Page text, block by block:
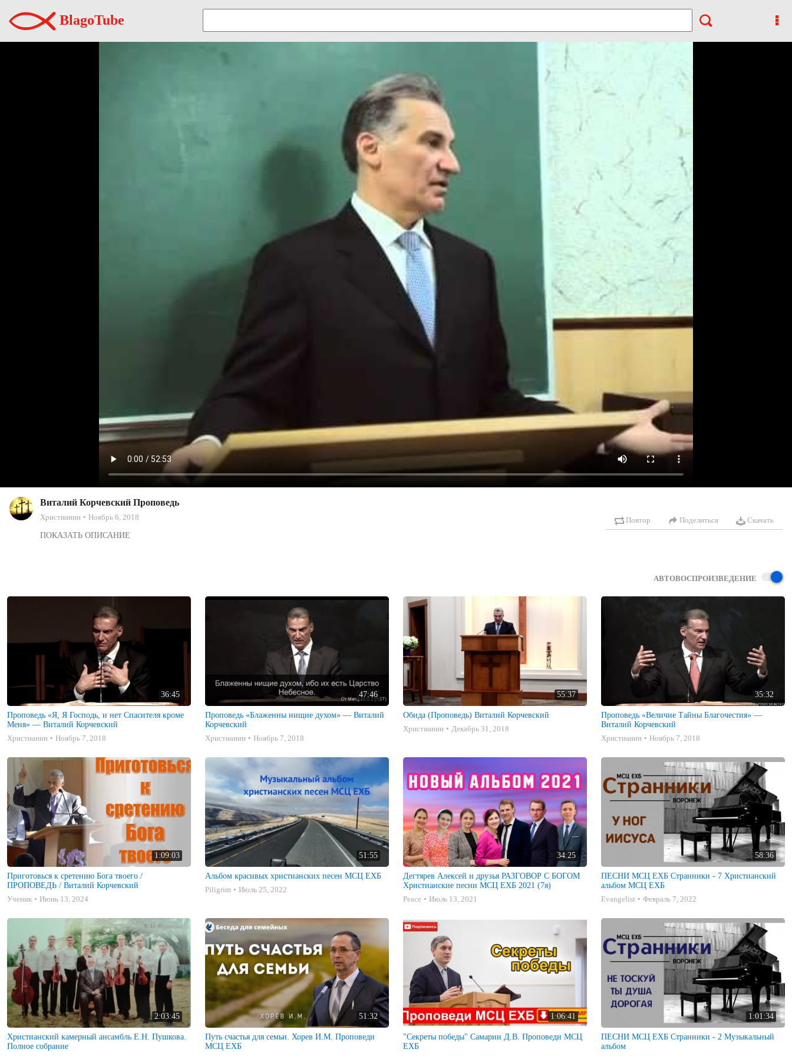
BlagoTube
Виталий Корчевский Проповедь
Христианин Ноябрь 6, 2018 Повтор Поделиться
Скачать
Больше видео на сайте http://zavet.tv/  (раздел "Видео").  Также на сайте Библия online, молитвенные нужды, календарь, библиотека.
АВТОВОСПРОИЗВЕДЕНИЕ
36:45
Проповедь «Я, Я Господь, и нет Спасителя кроме
Меня» — Виталий Корчевский
Христианин
Ноябрь 7, 2018
47:46
Проповедь «Блаженны нищие духом» — Виталий
Корчевский
Христианин
Ноябрь 7, 2018
55:37
Обида (Проповедь) Виталий Корчевский
Христианин
Декабрь 31, 2018
35:32
Проповедь «Величие Тайны Благочестия» —
Виталий Корчевский
Христианин
Ноябрь 7, 2018
1:09:03
Приготовься к сретению Бога твоего /
ПРОПОВЕДЬ / Виталий Корчевский
Ученик
Июнь 13, 2024
51:55
Альбом красивых христианских песен МСЦ ЕХБ
Piligrim
Июль 25, 2022
34:25
Дегтярев Алексей и друзья РАЗГОВОР С БОГОМ
Христианские песни МСЦ ЕХБ 2021 (7я)
Peace
Июль 13, 2021
58:36
ПЕСНИ МСЦ ЕХБ Странники - 7 Христианский
альбом МСЦ ЕХБ
Evangelist
Февраль 7, 2022
2:03:45
Христианский камерный ансамбль Е.Н. Пушкова.
Полное собрание
51:32
Путь счастья для семьи. Хорев И.М. Проповеди
МСЦ ЕХБ
1:06:41
"Секреты победы" Самарин Д.В. Проповеди МСЦ
ЕХБ
1:01:34
ПЕСНИ МСЦ ЕХБ Странники - 2 Музыкальный
альбом